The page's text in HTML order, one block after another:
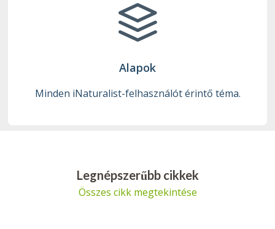
Alapok
Minden iNaturalist-felhasználót érintő téma.
Legnépszerűbb cikkek
Összes cikk megtekintése